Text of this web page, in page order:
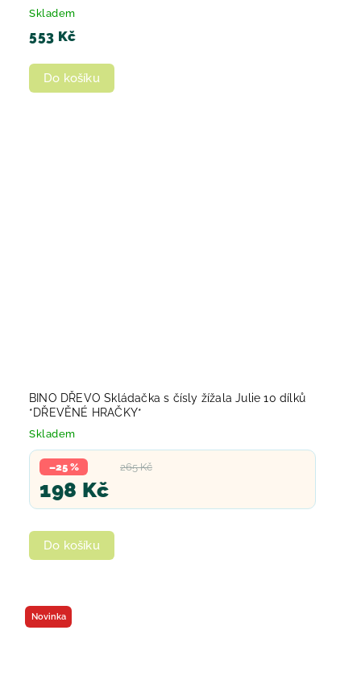
Skladem
553 Kč
Do košíku
BINO DŘEVO Skládačka s čísly žížala Julie 10 dílků
*DŘEVĚNÉ HRAČKY*
Skladem
265 Kč
–25 %
198 Kč
Do košíku
Novinka